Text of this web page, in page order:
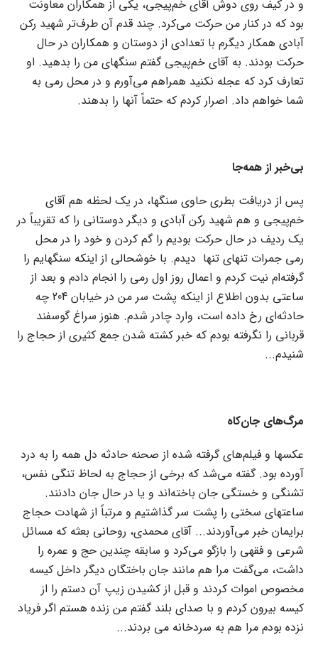
و در کیف روی دوش آقای خم‌پیجی، یکی از همکاران معاونت
بود که در کنار من حرکت می‌کرد. چند قدم آن طرف‌تر شهید رکن
آبادی همکار دیگرم با تعدادی از دوستان و همکاران در حال
حرکت بودند. به آقای خم‌پیجی گفتم سنگهای من را بدهید. او
تعارف کرد که عجله نکنید همراهم می‌آورم و در محل رمی به
شما خواهم داد. اصرار کردم که حتماً آنها را بدهند.
بی‌خبر از همه‌جا
پس از دریافت بطری حاوی سنگها، در یک لحظه هم آقای
خم‌پیجی و هم شهید رکن آبادی و دیگر دوستانی را که تقریباً در
یک ردیف در حال حرکت بودیم را گم کردن و خود را در محل
رمی جمرات تنهای تنها دیدم. با خوشحالی از اینکه سنگهایم را
گرفته‌ام نیت کردم و اعمال روز اول رمی را انجام دادم و بعد از
ساعتی بدون اطلاع از اینکه پشت سر من در خیابان 204 چه
حادثه‌ای رخ داده است، وارد چادر شدم. هنوز سراغ گوسفند
قربانی را نگرفته بودم که خبر کشته شدن جمع کثیری از حجاج را
شنیدم...
مرگ‌های جان‌کاه
عکسها و فیلم‌های گرفته شده از صحنه حادثه دل همه را به درد
آورده بود. گفته می‌شد که برخی از حجاج به لحاظ تنگی نفس،
تشنگی و خستگی جان باخته‌اند و یا در حال جان دادنند.
ساعتهای سختی را پشت سر گذاشتیم و مرتباً از شهادت حجاج
برایمان خبر می‌آوردند... آقای محمدی، روحانی بعثه که مسائل
شرعی و فقهی را بازگو می‌کرد و سابقه چندین حج و عمره را
داشت، می‌گفت مرا هم مانند جان باختگان دیگر داخل کیسه
مخصوص اموات کردند و قبل از کشیدن زیپ آن دستم را از
کیسه بیرون کردم و با صدای بلند گفتم من زنده هستم اگر فریاد
نزده بودم مرا هم به سردخانه می بردند...